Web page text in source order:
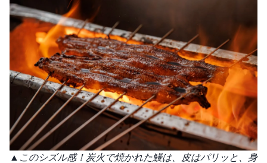
▲このシズル感！炭火で焼かれた鰻は、皮はパリッと、身